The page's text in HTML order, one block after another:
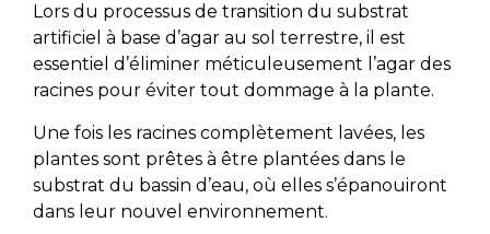
Lors du processus de transition du substrat
artificiel à base d’agar au sol terrestre, il est
essentiel d’éliminer méticuleusement l’agar des
racines pour éviter tout dommage à la plante.
Une fois les racines complètement lavées, les
plantes sont prêtes à être plantées dans le
substrat du bassin d’eau, où elles s’épanouiront
dans leur nouvel environnement.